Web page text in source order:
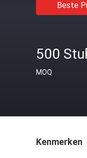
Beste
500
MOQ
Kenmerken